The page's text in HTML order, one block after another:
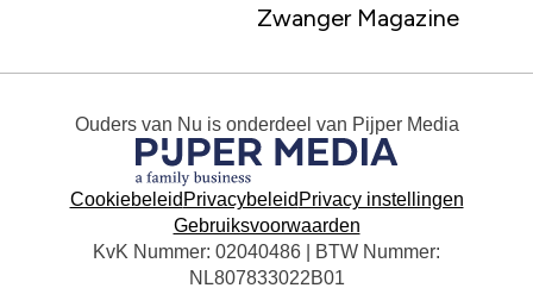
Zwanger Magazine
Ouders van Nu is onderdeel van Pijper Media
Cookiebeleid Privacybeleid Privacy instellingen
Gebruiksvoorwaarden
KvK Nummer: 02040486 | BTW Nummer:
NL807833022B01